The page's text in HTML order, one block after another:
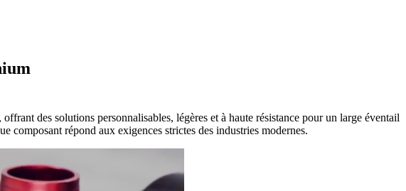
des solutions personnalisables, légères et à haute résistance pour un large éventail
composant répond aux exigences strictes des industries modernes.